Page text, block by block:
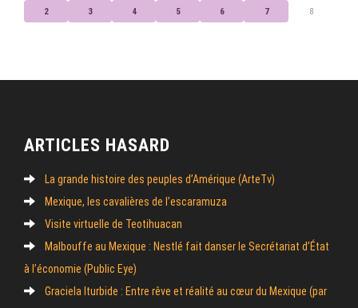
2 3 4 5 6 7 8
ARTICLES HASARD
La grande histoire des peuples d’Amérique (ArteTv)
Mexique, les cavalières de l’escaramuza
Visite virtuelle de Teotihuacan
Malbouffe au Mexique : Nestlé fait danser le Secrétariat d’État
à l’économie (Public Eye)
Graciela Iturbide : Entre rêve et réalité au cœur du Mexique (par